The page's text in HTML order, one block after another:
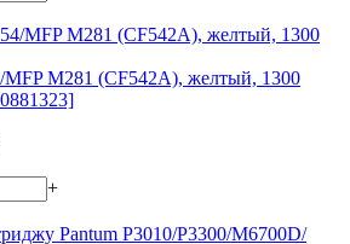
M281 (CF542A), желтый, 1300
+